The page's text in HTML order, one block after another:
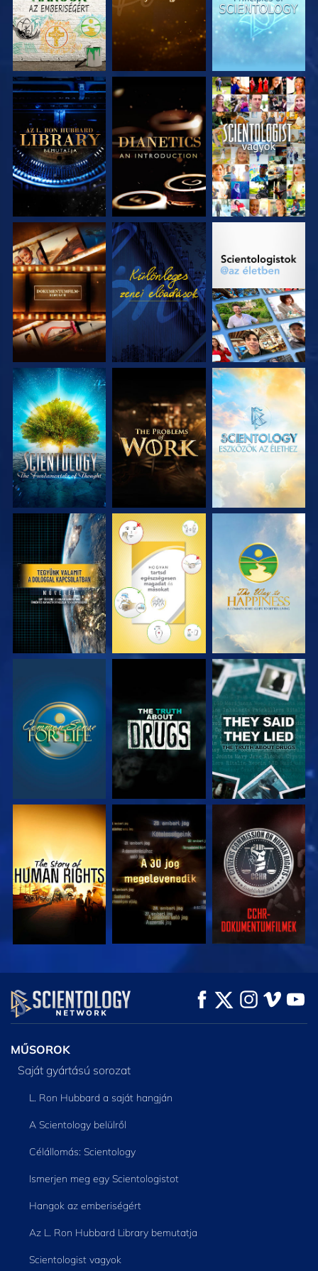
A SOROZAT
RÉSZEI
A SOROZAT
RÉSZEI
MŰSORNÉZÉS
A SOROZAT
RÉSZEI
MŰSORNÉZÉS
A SOROZAT
A SOROZAT
RÉSZEI
A SOROZAT
RÉSZEI
A SOROZAT
RÉSZEI
MŰSORNÉZÉS MŰSORNÉZÉS MŰSORNÉZÉS
MŰSORNÉZÉS MŰSORNÉZÉS MŰSORNÉZÉS
MŰSORNÉZÉS MŰSORNÉZÉS MŰSORNÉZÉS
MŰSORNÉZÉS MŰSORNÉZÉS
A SOROZAT
RÉSZEI
MŰSOROK
Saját gyártású sorozat
L. Ron Hubbard a saját hangján
A Scientology belülről
Célállomás: Scientology
Ismerjen meg egy Scientologistot
Hangok az emberiségért
Az L. Ron Hubbard Library bemutatja
Scientologist vagyok